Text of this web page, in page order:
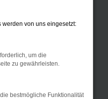
von uns eingesetzt:
um die
zu gewährleisten.
bestmögliche Funktionalität